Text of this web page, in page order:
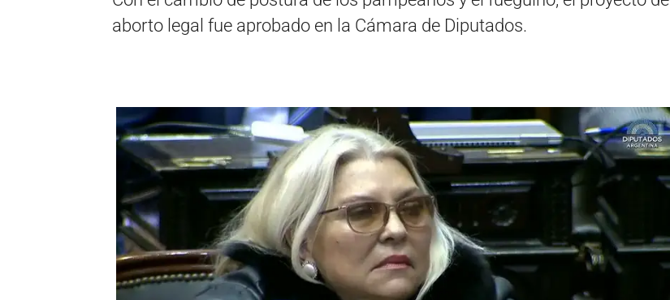
aborto legal fue aprobado en la Cámara de Diputados.